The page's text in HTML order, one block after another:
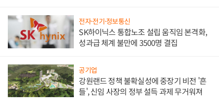
전자·전기·정보통신
SK하이닉스 통합노조 설립 움직임 본격화,
성과급 체계 불만에 3500명 결집
공기업
강원랜드 정책 불확실성에 중장기 비전 '흔
들', 신임 사장의 정부 설득 과제 무거워져